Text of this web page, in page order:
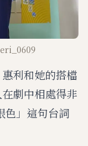
利和她的搭檔
劇中相處得非
色」這句台詞